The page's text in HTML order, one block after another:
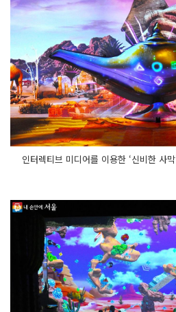
인터렉티브 미디어를 이용한 ‘신비한 사